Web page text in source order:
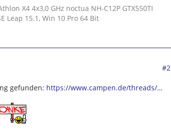
X4 4x3,0 GHz noctua NH-C12P GTX550TI
Leap 15.1, Win 10 Pro 64 Bit
#2
gefunden: https://www.campen.de/threads/…